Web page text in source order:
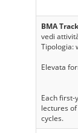
BMA
vedi
Tipologia:
Elevata
Each first-
lectures
cycles.